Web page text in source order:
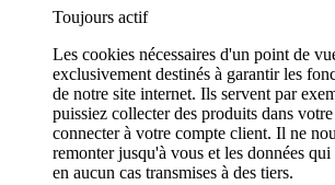
Toujours actif
Les cookies nécessaires d'un point de
exclusivement destinés à garantir les
de notre site internet. Ils servent par
puissiez collecter des produits dans
connecter à votre compte client. Il ne
remonter jusqu'à vous et les données
en aucun cas transmises à des tiers.